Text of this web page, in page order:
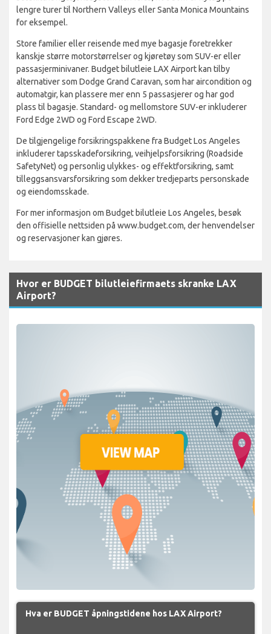
lengre turer til Northern Valleys eller Santa Monica Mountains
for eksempel.
Store familier eller reisende med mye bagasje foretrekker
kanskje større motorstørrelser og kjøretøy som SUV-er eller
passasjerminivaner. Budget bilutleie LAX Airport kan tilby
alternativer som Dodge Grand Caravan, som har aircondition og
automatgir, kan plassere mer enn 5 passasjerer og har god
plass til bagasje. Standard- og mellomstore SUV-er inkluderer
Ford Edge 2WD og Ford Escape 2WD.
De tilgjengelige forsikringspakkene fra Budget Los Angeles
inkluderer tapsskadeforsikring, veihjelpsforsikring (Roadside
SafetyNet) og personlig ulykkes- og effektforsikring, samt
tilleggsansvarsforsikring som dekker tredjeparts personskade
og eiendomsskade.
For mer informasjon om Budget bilutleie Los Angeles, besøk
den offisielle nettsiden på www.budget.com, der henvendelser
og reservasjoner kan gjøres.
Hvor er BUDGET bilutleiefirmaets skranke LAX
Airport?
Hva er BUDGET åpningstidene hos LAX Airport?